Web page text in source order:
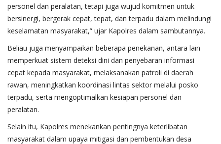
personel dan peralatan, tetapi juga wujud komitmen untuk
bersinergi, bergerak cepat, tepat, dan terpadu dalam melindungi
keselamatan masyarakat,” ujar Kapolres dalam sambutannya.
Beliau juga menyampaikan beberapa penekanan, antara lain
memperkuat sistem deteksi dini dan penyebaran informasi
cepat kepada masyarakat, melaksanakan patroli di daerah
rawan, meningkatkan koordinasi lintas sektor melalui posko
terpadu, serta mengoptimalkan kesiapan personel dan
peralatan.
Selain itu, Kapolres menekankan pentingnya keterlibatan
masyarakat dalam upaya mitigasi dan pembentukan desa